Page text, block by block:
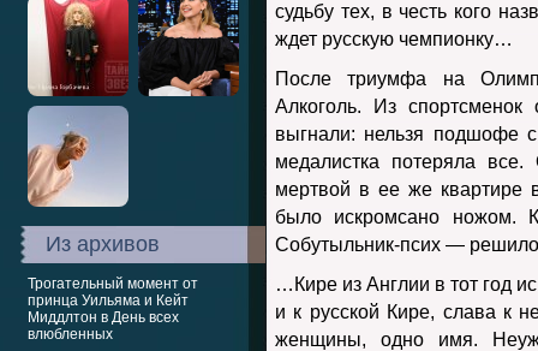
Из архивов
Трогательный момент от
принца Уильяма и Кейт
Миддлтон в День всех
влюбленных
судьбу тех, в честь кого
ждет русскую чемпионку…
После триумфа на
Алкоголь. Из
выгнали: нельзя подшофе
медалистка потеряла
мертвой в ее же квартире
было искромсано ножом.
Собутыльник-псих — решило
…Кире из Англии в тот год
и к русской Кире, слава к
женщины, одно имя.